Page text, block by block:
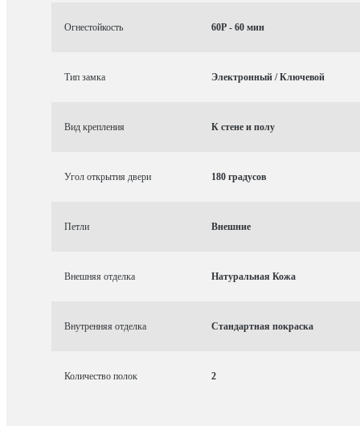
Огнестойкость 60P - 60 мин
Тип замка Электронный / Ключевой
Вид крепления К стене и полу
Угол открытия двери 180 градусов
Петли Внешние
Внешняя отделка Натуральная Кожа
Внутренняя отделка Стандартная покраска
Количество полок 2